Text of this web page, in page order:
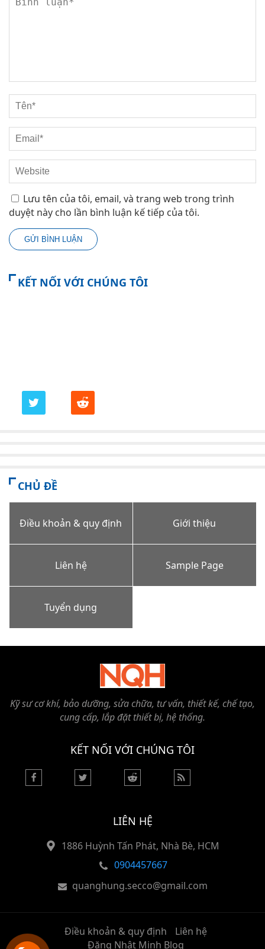
Lưu tên của tôi, email, và trang web trong trình
duyệt này cho lần bình luận kế tiếp của tôi.
KẾT NỐI VỚI CHÚNG TÔI
CHỦ ĐỀ
Điều khoản & quy định Giới thiệu
Liên hệ Sample Page
Tuyển dụng
Kỹ sư cơ khí, bảo dưỡng, sửa chữa, tư vấn, thiết kế, chế tạo,
cung cấp, lắp đặt thiết bị, hệ thống.
KẾT NỐI VỚI CHÚNG TÔI
LIÊN HỆ
1886 Huỳnh Tấn Phát, Nhà Bè, HCM
0904457667
quanghung.secco@gmail.com
Điều khoản & quy định
Liên hệ
Đặng Nhật Minh Blog